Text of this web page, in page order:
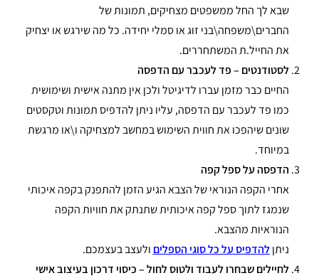
שבא לך החל ממשפטים מצחיקים, תמונות של
החברים\משפחה\בני זוג או סמלי יחידה. כל מה שירגש או יצחיק
את החייל.ת המשתחררים.
לסטודנטים – פד לעכבר עם הדפסה
החיים כבר מזמן עברו לדיגיטל ולכן אין מתנה אישית ושימושית
כמו פד לעכבר עם הדפסה, עליו ניתן להדפיס תמונות וטקסטים
שונים שיהפכו את חווית השימוש במחשב למצחיקה ו\או מרגשת
במיוחד.
הדפסה על ספל קפה
אחרי הקפה הנוראי של הצבא הגיע הזמן להתפנק בקפה איכותי
שנמגז לתוך ספל קפה איכותית שתנתק את חוויות הקפה
הנוראיות מהצבא.
ניתןלהדפיס על כל סוגי הספלים ולעצב בעצמכם.
לחיילים שבחרו לעבוד ולטוס לחול – כיסוי דרכון בעיצוב אישי